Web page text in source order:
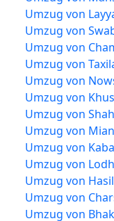
Umzug von
Umzug von
Umzug von
Umzug von
Umzug von
Umzug von
Umzug von
Umzug von
Umzug von
Umzug von
Umzug von
Umzug von
Umzug von